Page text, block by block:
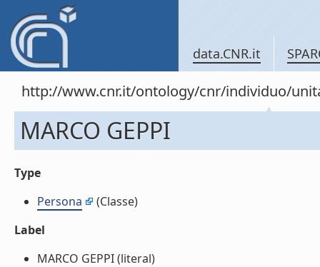
data.CNR.it
http://www.cnr.it/ontology/cnr/individuo/
MARCO GEPPI
Type
Persona
(Classe)
Label
MARCO GEPPI (literal)